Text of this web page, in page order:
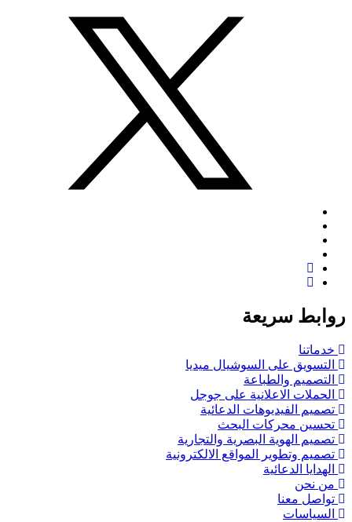
روابط سريعة
خدماتنا
التسويق على السوشيال ميديا
التصميم والطباعة
الحملات الاعلانية على جوجل
تصميم الفيديوهات الدعائية
تحسين محركات البحث
تصميم الهوية البصرية والتجارية
تصميم وتطوير المواقع الالكترونية
الهدايا الدعائية
من نحن
تواصل معنا
السياسات